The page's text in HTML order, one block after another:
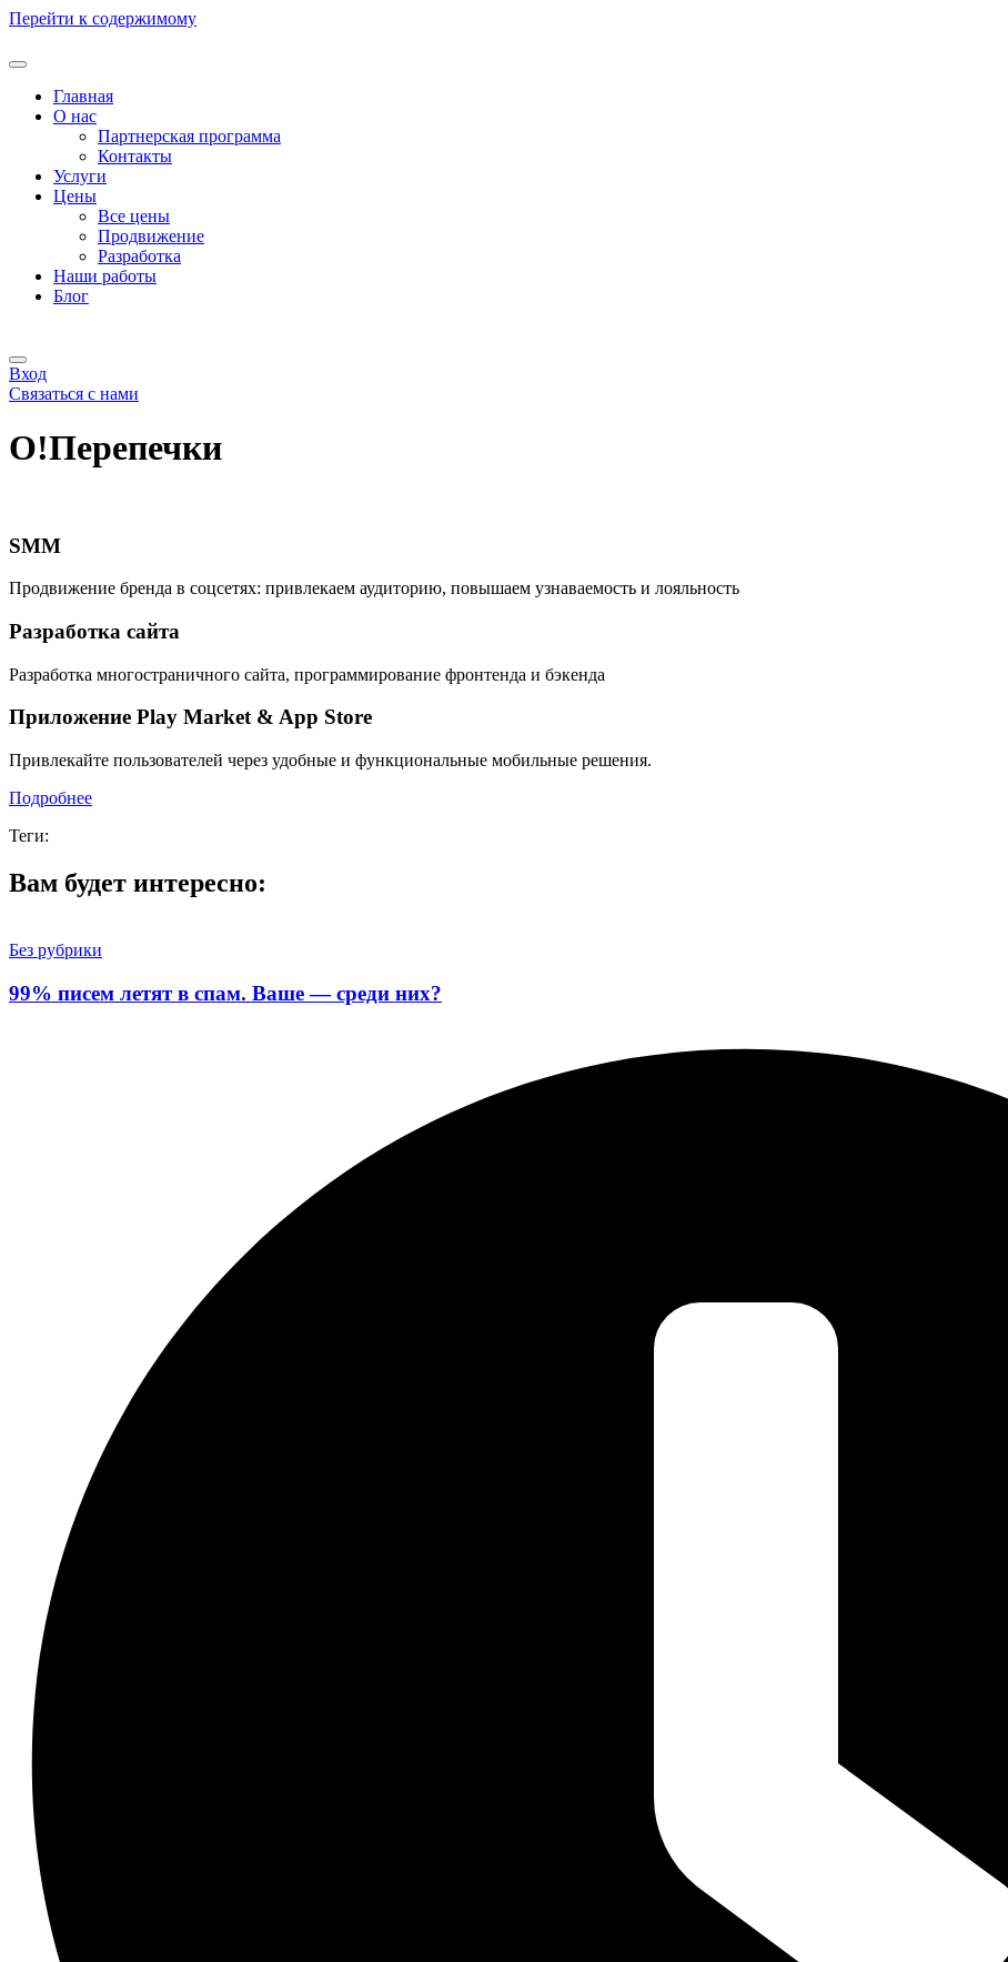
Перейти к содержимому
Главная
О нас
Партнерская программа
Контакты
Услуги
Цены
Все цены
Продвижение
Разработка
Наши работы
Блог
Вход
Связаться с нами
О!Перепечки
SMM
Продвижение бренда в соцсетях: привлекаем аудиторию, повышаем узнаваемость и лояльность
Разработка сайта
Разработка многостраничного сайта, программирование фронтенда и бэкенда
Приложение Play Market & App Store
Привлекайте пользователей через удобные и функциональные мобильные решения.
Подробнее
Теги:
Вам будет интересно:
Без рубрики
99% писем летят в спам. Ваше — среди них?